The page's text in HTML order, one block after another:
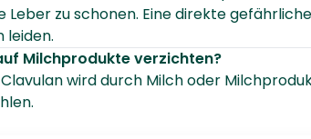
Leber zu schonen. Eine direkte
leiden.
Milchprodukte verzichten?
wird durch Milch oder